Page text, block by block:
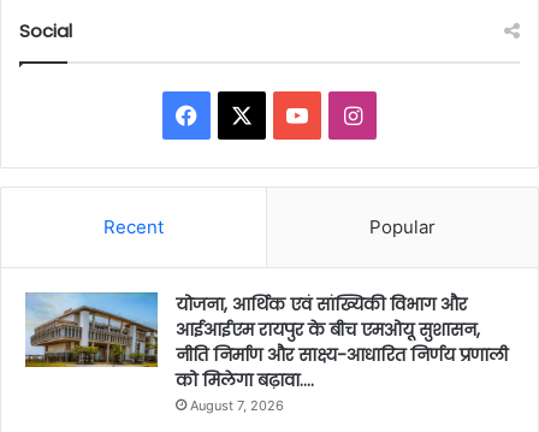
Social
Facebook YouTubeInstagram
Recent Popular
योजना, आर्थिक एवं सांख्यिकी विभाग और
आईआईएम रायपुर के बीच एमओयू सुशासन,
नीति निर्माण और साक्ष्य-आधारित निर्णय प्रणाली
को मिलेगा बढ़ावा….
August 7, 2026